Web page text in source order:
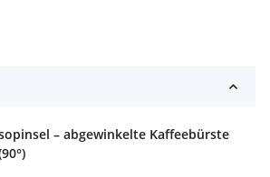
– abgewinkelte Kaffeebürste